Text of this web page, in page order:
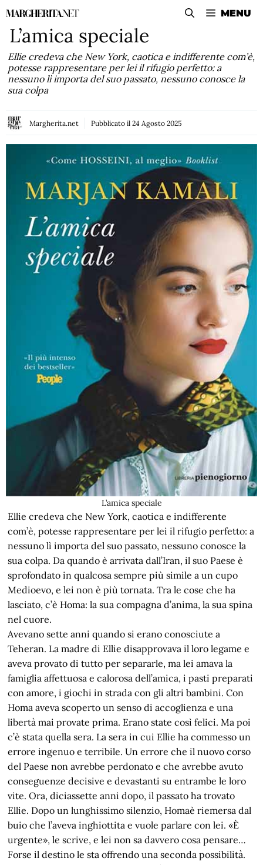
Vai
contenuto
MENU
L’amica speciale
Ellie credeva che New York, caotica e indifferente com’è,
potesse rappresentare per lei il rifugio perfetto: a
nessuno lì importa del suo passato, nessuno conosce la
sua colpa
Margherita.net Pubblicato il 24 Agosto 2025
L’amica speciale
Ellie credeva che New York, caotica e indifferente
com’è, potesse rappresentare per lei il rifugio perfetto: a
nessuno lì importa del suo passato, nessuno conosce la
sua colpa. Da quando è arrivata dall’Iran, il suo Paese è
sprofondato in qualcosa sempre più simile a un cupo
Medioevo, e lei non è più tornata. Tra le cose che ha
lasciato, c’è Homa: la sua compagna d’anima, la sua spina
nel cuore.
Avevano sette anni quando si erano conosciute a
Teheran. La madre di Ellie disapprovava il loro legame e
aveva provato di tutto per separarle, ma lei amava la
famiglia affettuosa e calorosa dell’amica, i pasti preparati
con amore, i giochi in strada con gli altri bambini. Con
Homa aveva scoperto un senso di accoglienza e una
libertà mai provate prima. Erano state così felici. Ma poi
c’è stata quella sera. La sera in cui Ellie ha commesso un
errore ingenuo e terribile. Un errore che il nuovo corso
del Paese non avrebbe perdonato e che avrebbe avuto
conseguenze decisive e devastanti su entrambe le loro
vite. Ora, diciassette anni dopo, il passato ha trovato
Ellie. Dopo un lunghissimo silenzio, Homaè riemersa dal
buio che l’aveva inghiottita e vuole parlare con lei. «È
urgente», le scrive, e lei non sa davvero cosa pensare…
Forse il destino le sta offrendo una seconda possibilità.